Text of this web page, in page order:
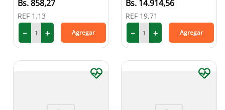
858,27
REF 1.13
＋
－ Agregar
14.914,56
REF 19.71
＋
－ Agregar